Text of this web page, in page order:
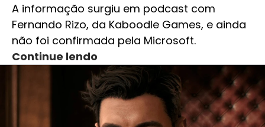
A informação surgiu em podcast com
Fernando Rizo, da Kaboodle Games, e ainda
não foi confirmada pela Microsoft.
Continue lendo